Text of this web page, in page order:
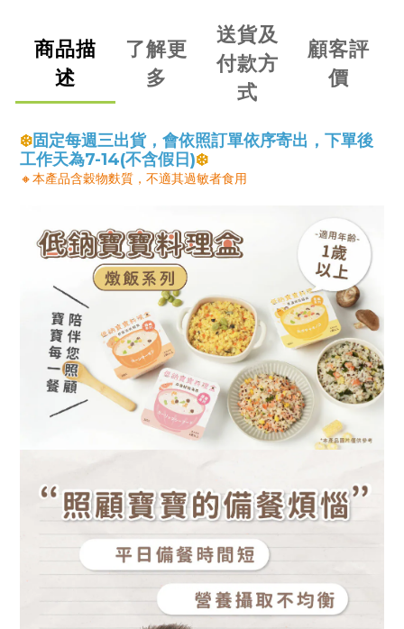
商品描
述
了解更
多
送貨及
付款方
式
顧客評
價
❄️固定每週三出貨，會依照訂單依序寄出，下單後
工作天為7-14(不含假日)❄️
🔸本產品含穀物麩質，不適其過敏者食用